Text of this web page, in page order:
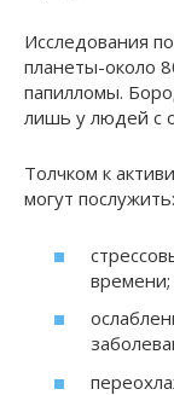
Исследования
планеты-около
папилломы.
лишь у людей с
Толчком к
могут послужить:
времени;